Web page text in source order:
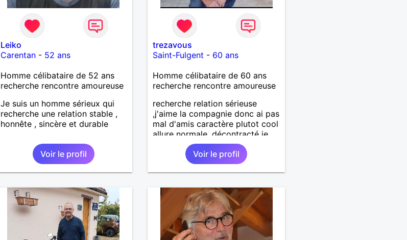
Leiko
Carentan- 52 ans
Homme célibataire de 52 ans
recherche rencontre amoureuse
Je suis un homme sérieux qui
recherche une relation stable ,
honnête , sincère et durable
Voir le profil
trezavous
Saint-Fulgent - 60 ans
Homme célibataire de 60 ans
recherche rencontre amoureuse
recherche relation sérieuse
,j'aime la compagnie donc ai pas
mal d'amis caractère plutot cool
allure normale ,décontracté je
voudrais rencontrer une
personne aimant la nature
,bricolage ,quelqu'un de simple
et naturel à vos claviers
Voir le profil